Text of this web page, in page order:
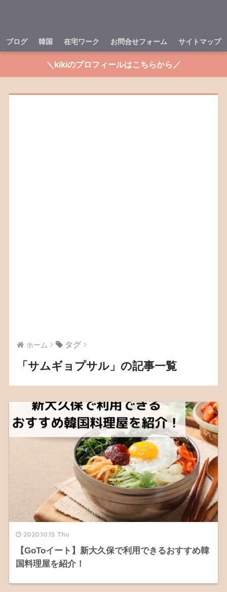
ブログ 韓国 在宅ワーク お問合せフォーム サイトマップ
＼kikiのプロフィールはこちらから／
ホーム タグ
「サムギョプサル」の記事一覧
2020.10.15 Thu
【GoToイート】新大久保で利用できるおすすめ韓
国料理屋を紹介！